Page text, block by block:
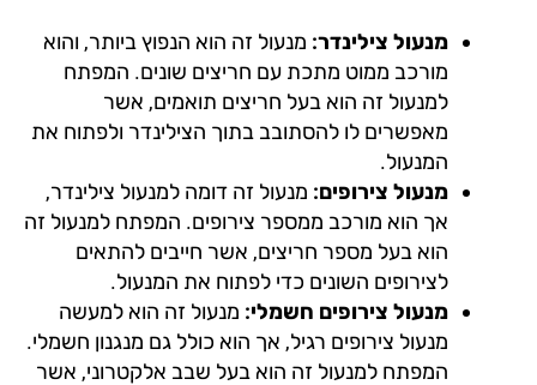
מנעול צילינדר:מנעול זה הוא הנפוץ ביותר, והוא
מורכב ממוט מתכת עם חריצים שונים. המפתח
למנעול זה הוא בעל חריצים תואמים, אשר
מאפשרים לו להסתובב בתוך הצילינדר ולפתוח את
המנעול.
מנעול צירופים:מנעול זה דומה למנעול צילינדר,
אך הוא מורכב ממספר צירופים. המפתח למנעול זה
הוא בעל מספר חריצים, אשר חייבים להתאים
לצירופים השונים כדי לפתוח את המנעול.
מנעול צירופים חשמלי:מנעול זה הוא למעשה
מנעול צירופים רגיל, אך הוא כולל גם מנגנון חשמלי.
המפתח למנעול זה הוא בעל שבב אלקטרוני, אשר